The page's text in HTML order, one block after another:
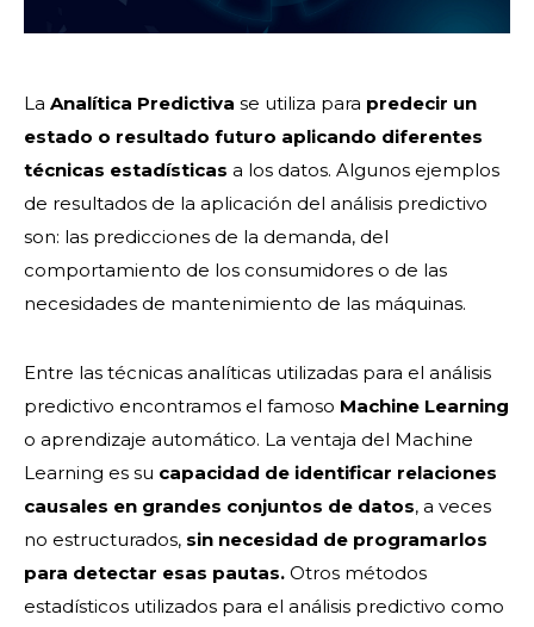
La Analítica Predictiva se utiliza para predecir un
estado o resultado futuro aplicando diferentes
técnicas estadísticas a los datos. Algunos ejemplos
de resultados de la aplicación del análisis predictivo
son: las predicciones de la demanda, del
comportamiento de los consumidores o de las
necesidades de mantenimiento de las máquinas.
Entre las técnicas analíticas utilizadas para el análisis
predictivo encontramos el famoso Machine Learning
o aprendizaje automático. La ventaja del Machine
Learning es su capacidad de identificar relaciones
causales en grandes conjuntos de datos, a veces
no estructurados, sin necesidad de programarlos
para detectar esas pautas. Otros métodos
estadísticos utilizados para el análisis predictivo como